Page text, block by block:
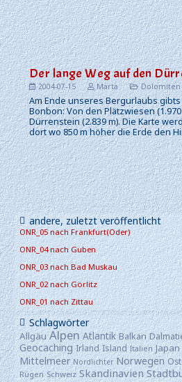
Der lange Weg auf den
2004-07-15 Marta Dolomiten
Am Ende unseres Bergurlaubs
Bonbon: Von den Plätzwiesen
Dürrenstein (2.839 m). Die Karte
dort wo 850 m höher die Erde den
andere, zuletzt veröffentlicht
ONR_05 nach Frankfurt(Oder)
ONR_04 nach Guben
ONR_03 nach Bad Muskau
ONR_02 nach Görlitz
ONR_01 nach Zittau
Schlagwörter
Allgäu Alpen Atlantik Balkan
Geocaching Irland Island Italien Japan
Mittelmeer Nordlichter Norwegen
Rügen Schweiz Skandinavien